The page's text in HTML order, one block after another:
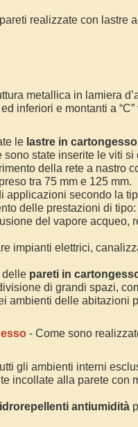
realizzate con lastre
metallica in lamiera
inferiori e montanti a “C”
le lastre in cartongesso
sono state inserite le viti si
della rete a nastro
tra 75 mm e 125 mm.
applicazioni secondo la
delle prestazioni di
del vapore acqueo,
impianti elettrici,
delle pareti in
di grandi spazi,
ambienti delle abitazioni
- Come sono
gli ambienti interni
incollate alla parete con
antiumidità